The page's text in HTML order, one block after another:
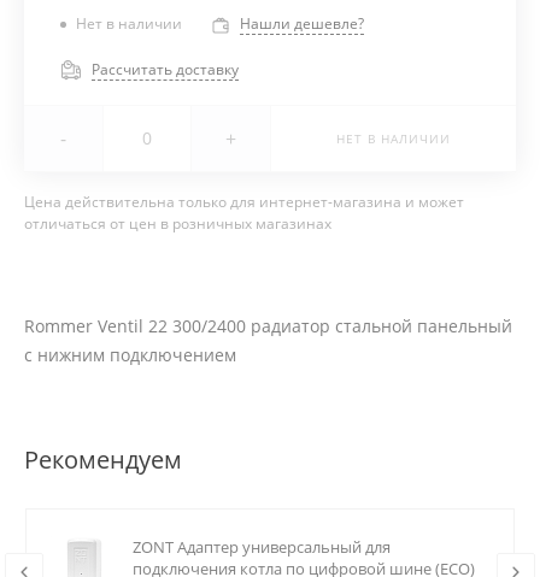
Нет в наличии Нашли дешевле?
Рассчитать доставку
- + НЕТ В НАЛИЧИИ
Цена действительна только для интернет-магазина и может
отличаться от цен в розничных магазинах
Rommer Ventil 22 300/2400 радиатор стальной панельный
с нижним подключением
Рекомендуем
ZONT Адаптер универсальный для
подключения котла по цифровой шине (ECO)